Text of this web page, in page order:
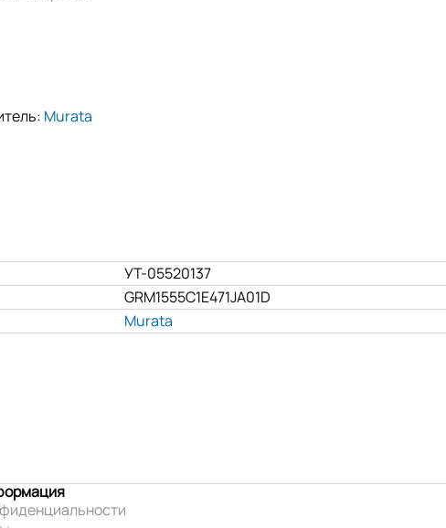
Murata
УТ-05520137
GRM1555C1E471JA01D
Murata